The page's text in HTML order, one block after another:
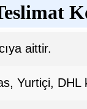
aittir.
Yurtiçi, DHL